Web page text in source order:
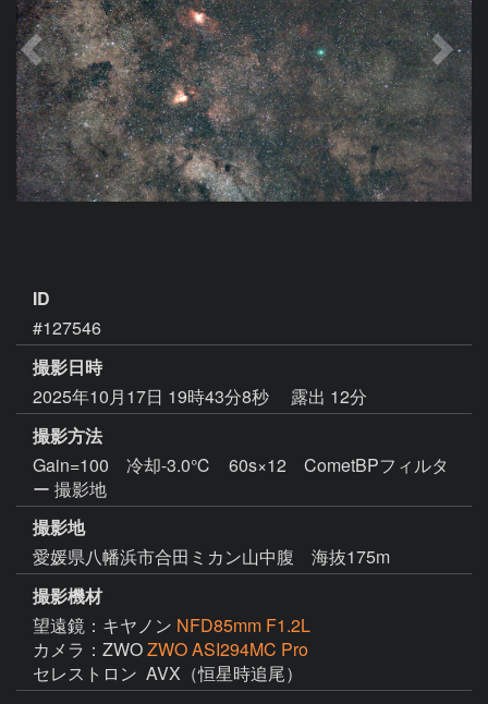
ID
#127546
撮影日時
2025年10月17日 19時43分8秒
露出 12分
撮影方法
Gain=100 冷却-3.0℃ 60s×12 CometBPフィルタ
ー 撮影地
撮影地
愛媛県八幡浜市合田ミカン山中腹 海抜175m
撮影機材
望遠鏡：キヤノン NFD85mm F1.2L
カメラ：ZWOZWO ASI294MC Pro
セレストロン  AVX（恒星時追尾）